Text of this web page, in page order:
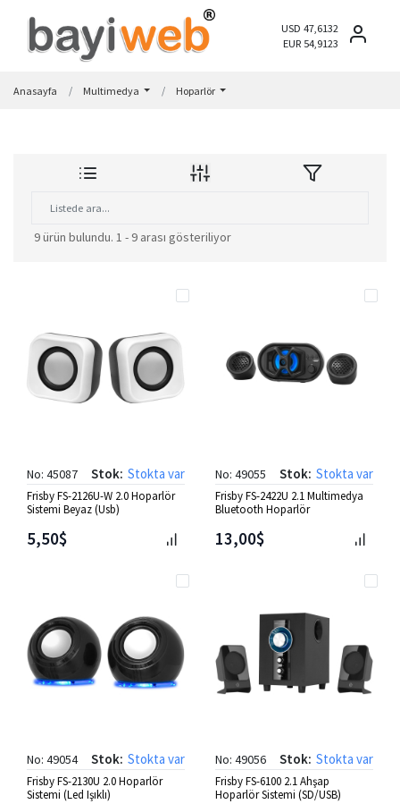
USD 47,6132
EUR 54,9123
Anasayfa Multimedya Hoparlör
9 ürün bulundu. 1 - 9 arası gösteriliyor
No: 45087 Stok: Stokta var
Frisby FS-2126U-W 2.0 Hoparlör
Sistemi Beyaz (Usb)
5,50$
No: 49055 Stok: Stokta var
Frisby FS-2422U 2.1 Multimedya
Bluetooth Hoparlör
13,00$
No: 49054 Stok: Stokta var
Frisby FS-2130U 2.0 Hoparlör
Sistemi (Led Işıklı)
No: 49056 Stok: Stokta var
Frisby FS-6100 2.1 Ahşap
Hoparlör Sistemi (SD/USB)